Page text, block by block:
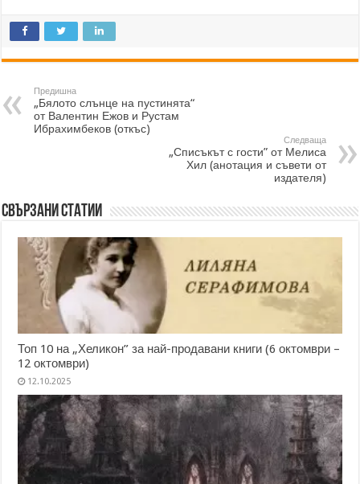
Предишна
„Бялото слънце на пустинята“
от Валентин Ежов и Рустам
Ибрахимбеков (откъс)
Следваща
„Списъкът с гости” от Мелиса
Хил (анотация и съвети от
издателя)
Свързани статии
Топ 10 на „Хеликон” за най-продавани книги (6 октомври –
12 октомври)
12.10.2025